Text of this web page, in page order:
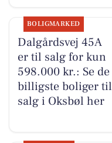
BOLIGMARKED
Dalgårdsvej 45A
er til salg for kun
598.000 kr.: Se de
billigste boliger til
salg i Oksbøl her